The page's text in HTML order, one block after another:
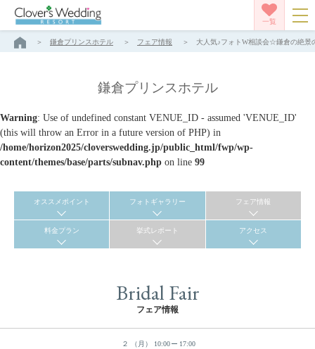
一覧
鎌倉プリンスホテル フェア情報 大人気♪フォトW相談会☆鎌倉の絶景
鎌倉プリンスホテル
Warning: Use of undefined constant VENUE_ID - assumed 'VENUE_ID'
(this will throw an Error in a future version of PHP) in
/home/horizon2025/cloverswedding.jp/public_html/fwp/wp-
content/themes/base/parts/subnav.php on line 99
オススメポイント フォトギャラリー フェア情報
料金プラン 挙式レポート アクセス
Bridal Fair
フェア情報
２ （月） 10:00 17:00